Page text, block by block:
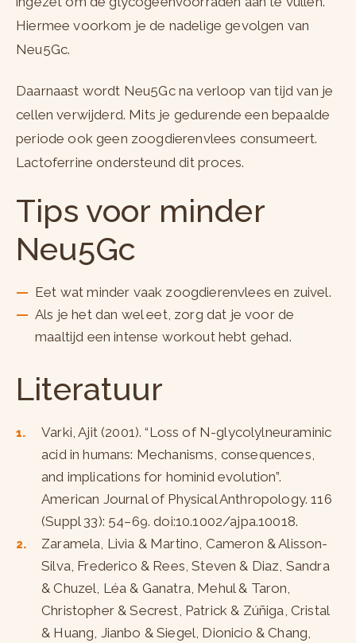
Hiermee voorkom je de nadelige gevolgen van
Neu5Gc.
Daarnaast wordt Neu5Gc na verloop van tijd van je
cellen verwijderd. Mits je gedurende een bepaalde
periode ook geen zoogdierenvlees consumeert.
Lactoferrine ondersteund dit proces.
Tips voor minder
Neu5Gc
Eet wat minder vaak zoogdierenvlees en zuivel.
Als je het dan wel eet, zorg dat je voor de
maaltijd een intense workout hebt gehad.
Literatuur
Varki, Ajit (2001). “Loss of N-glycolylneuraminic
acid in humans: Mechanisms, consequences,
and implications for hominid evolution”.
American Journal of Physical Anthropology. 116
(Suppl 33): 54–69. doi:10.1002/ajpa.10018.
Zaramela, Livia & Martino, Cameron & Alisson-
Silva, Frederico & Rees, Steven & Diaz, Sandra
& Chuzel, Léa & Ganatra, Mehul & Taron,
Christopher & Secrest, Patrick & Zúñiga, Cristal
& Huang, Jianbo & Siegel, Dionicio & Chang,